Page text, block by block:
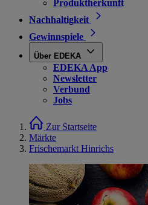
Produktherkunft
Nachhaltigkeit
Gewinnspiele
Über EDEKA
EDEKA App
Newsletter
Verbund
Jobs
Zur Startseite
Märkte
Frischemarkt Hinrichs